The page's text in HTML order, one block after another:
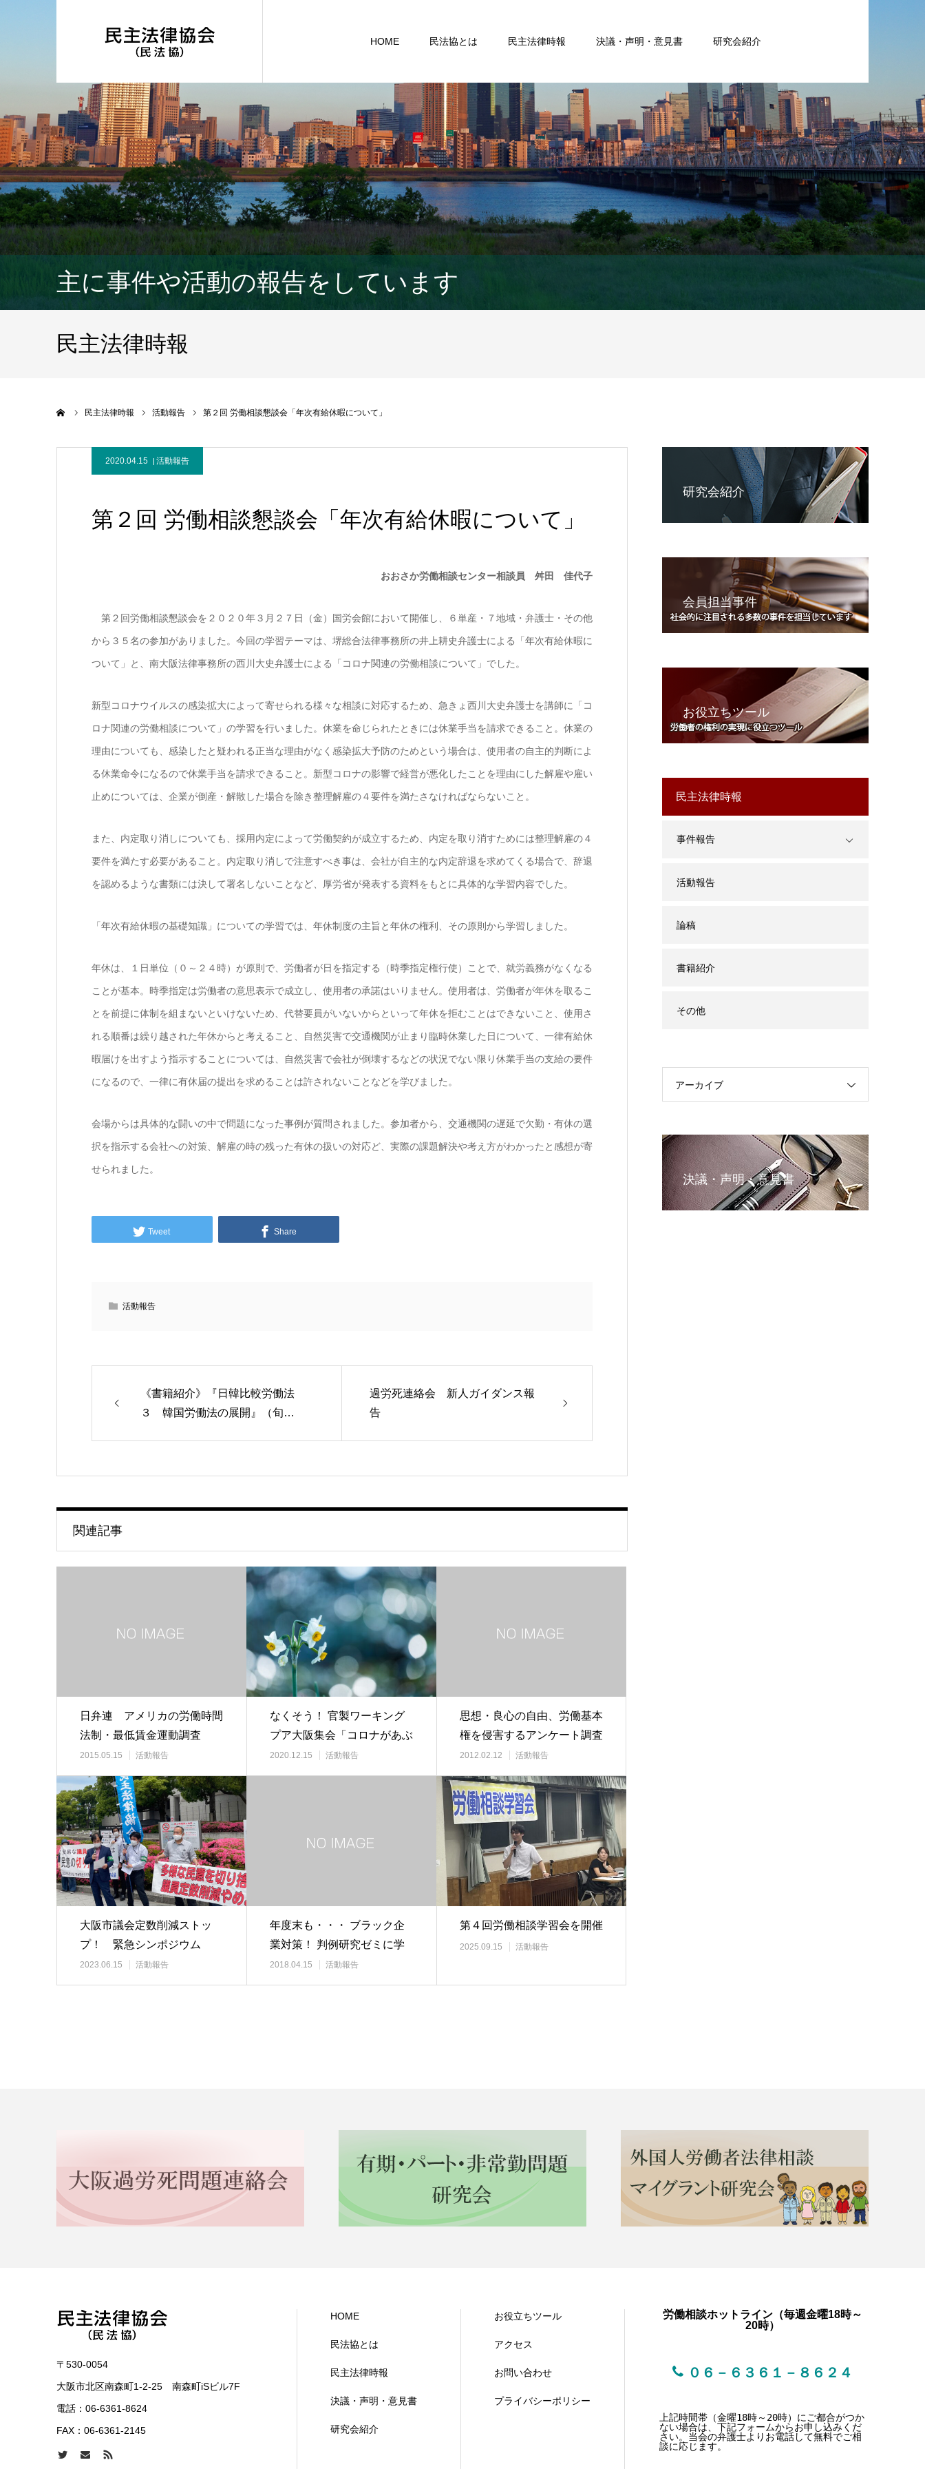
HOME 民法協とは 民主法律時報 決議・声明・意見書 研究会紹介
主に事件や活動の報告をしています
民主法律時報
民主法律時報 活動報告 第２回 労働相談懇談会「年次有給休暇について」
2020.04.15 活動報告
第２回 労働相談懇談会「年次有給休暇について」
おおさか労働相談センター相談員 舛田 佳代子
第２回労働相談懇談会を２０２０年３月２７日（金）国労会館において開催し、６単産・７地域・弁護士・その他
から３５名の参加がありました。今回の学習テーマは、堺総合法律事務所の井上耕史弁護士による「年次有給休暇に
ついて」と、南大阪法律事務所の西川大史弁護士による「コロナ関連の労働相談について」でした。
新型コロナウイルスの感染拡大によって寄せられる様々な相談に対応するため、急きょ西川大史弁護士を講師に「コ
ロナ関連の労働相談について」の学習を行いました。休業を命じられたときには休業手当を請求できること。休業の
理由についても、感染したと疑われる正当な理由がなく感染拡大予防のためという場合は、使用者の自主的判断によ
る休業命令になるので休業手当を請求できること。新型コロナの影響で経営が悪化したことを理由にした解雇や雇い
止めについては、企業が倒産・解散した場合を除き整理解雇の４要件を満たさなければならないこと。
また、内定取り消しについても、採用内定によって労働契約が成立するため、内定を取り消すためには整理解雇の４
要件を満たす必要があること。内定取り消しで注意すべき事は、会社が自主的な内定辞退を求めてくる場合で、辞退
を認めるような書類には決して署名しないことなど、厚労省が発表する資料をもとに具体的な学習内容でした。
「年次有給休暇の基礎知識」についての学習では、年休制度の主旨と年休の権利、その原則から学習しました。
年休は、１日単位（０～２４時）が原則で、労働者が日を指定する（時季指定権行使）ことで、就労義務がなくなる
ことが基本。時季指定は労働者の意思表示で成立し、使用者の承諾はいりません。使用者は、労働者が年休を取るこ
とを前提に体制を組まないといけないため、代替要員がいないからといって年休を拒むことはできないこと、使用さ
れる順番は繰り越された年休からと考えること、自然災害で交通機関が止まり臨時休業した日について、一律有給休
暇届けを出すよう指示することについては、自然災害で会社が倒壊するなどの状況でない限り休業手当の支給の要件
になるので、一律に有休届の提出を求めることは許されないことなどを学びました。
会場からは具体的な闘いの中で問題になった事例が質問されました。参加者から、交通機関の遅延で欠勤・有休の選
択を指示する会社への対策、解雇の時の残った有休の扱いの対応ど、実際の課題解決や考え方がわかったと感想が寄
せられました。
Tweet Share
活動報告
《書籍紹介》『日韓比較労働法
３ 韓国労働法の展開』（旬…
過労死連絡会 新人ガイダンス報
告
関連記事
日弁連 アメリカの労働時間
法制・最低賃金運動調査
2015.05.15 活動報告
なくそう！ 官製ワーキング
プア大阪集会「コロナがあぶ
り出した、公共サ…
2020.12.15 活動報告
思想・良心の自由、労働基本
権を侵害するアンケート調査
の即時中止を！
2012.02.12 活動報告
大阪市議会定数削減ストッ
プ！ 緊急シンポジウム
2023.06.15 活動報告
年度末も・・・ ブラック企
業対策！ 判例研究ゼミに学
ぶ
2018.04.15 活動報告
第４回労働相談学習会を開催
2025.09.15 活動報告
研究会紹介
会員担当事件
お役立ちツール
民主法律時報
事件報告
活動報告
論稿
書籍紹介
その他
アーカイブ
決議・声明・意見書
〒530-0054
大阪市北区南森町1-2-25 南森町iSビル7F
電話： 06-6361-8624
FAX：06-6361-2145
HOME
民法協とは
民主法律時報
決議・声明・意見書
研究会紹介
お役立ちツール
アクセス
お問い合わせ
プライバシーポリシー
労働相談ホットライン（毎週金曜18時～
20時）
０６－６３６１－８６２４
上記時間帯（金曜18時～20時）にご都合がつか
ない場合は、下記フォームからお申し込みくだ
さい。当会の弁護士よりお電話して無料でご相
談に応じます。